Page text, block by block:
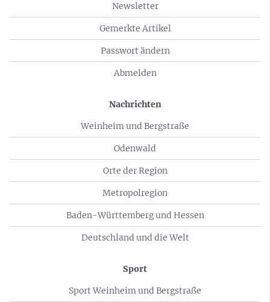
Newsletter
Gemerkte Artikel
Passwort ändern
Abmelden
Nachrichten
Weinheim und Bergstraße
Odenwald
Orte der Region
Metropolregion
Baden-Württemberg und Hessen
Deutschland und die Welt
Sport
Sport Weinheim und Bergstraße